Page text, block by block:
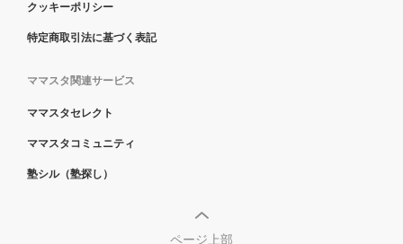
クッキーポリシー
特定商取引法に基づく表記
ママスタ関連サービス
ママスタセレクト
ママスタコミュニティ
塾シル（塾探し）
ページ上部